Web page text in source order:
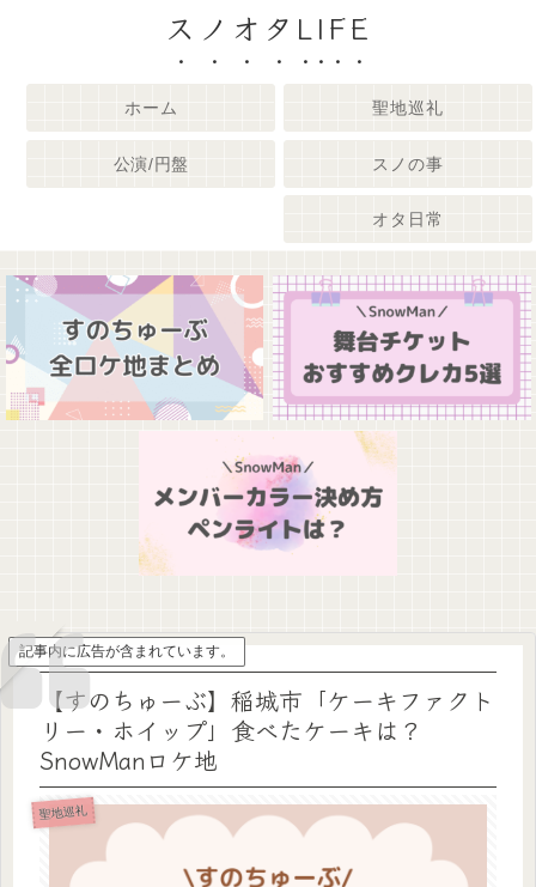
スノオタLIFE
ホーム 聖地巡礼
公演/円盤 スノの事
オタ日常
記事内に広告が含まれています。
【すのちゅーぶ】稲城市「ケーキファクト
リー・ホイップ」食べたケーキは？
SnowManロケ地
聖地巡礼